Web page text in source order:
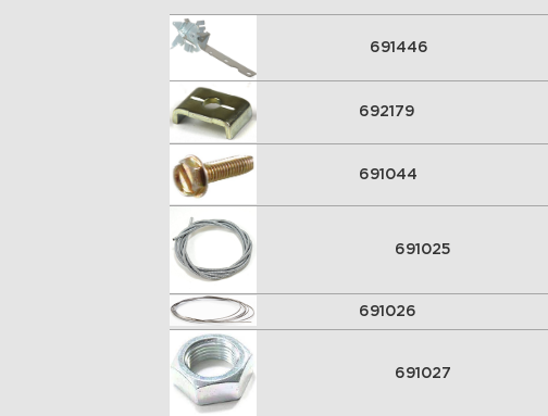
691446
692179
691044
691025
691026
691027